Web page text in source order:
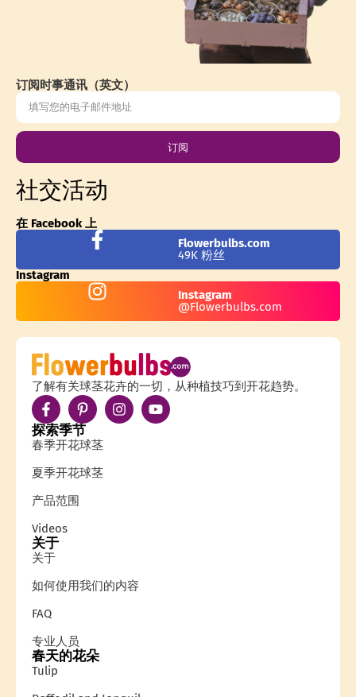
订阅时事通讯（英文）
订阅
社交活动
在 Facebook 上
Flowerbulbs.com
49K 粉丝
Instagram
Instagram
@Flowerbulbs.com
了解有关球茎花卉的一切，从种植技巧到开花趋势。
探索季节
春季开花球茎
夏季开花球茎
产品范围
Videos
关于
关于
如何使用我们的内容
FAQ
专业人员
春天的花朵
Tulip